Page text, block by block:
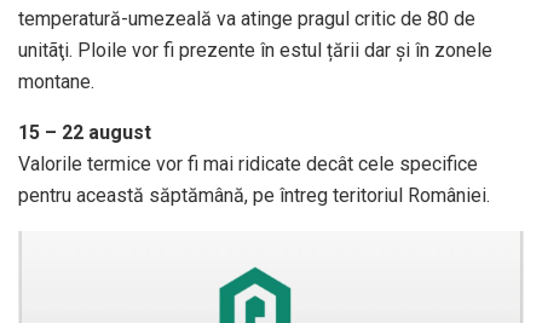
temperatură-umezeală va atinge pragul critic de 80 de
unitãţi. Ploile vor fi prezente în estul țării dar și în zonele
montane.
15 – 22 august
Valorile termice vor fi mai ridicate decât cele specifice
pentru această săptămână, pe întreg teritoriul României.